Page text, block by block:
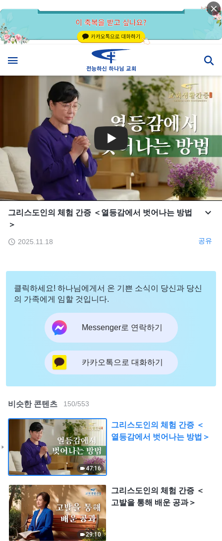
그리스도인의 체험 간증 ＜열등감에서 벗어나는 방법
＞
2025.11.18 공유
클릭하세요! 하나님에게서 온 기쁜 소식이 당신과 당신
의 가족에게 임할 것입니다.
Messenger로 연락하기
카카오톡으로 대화하기
비슷한 콘텐츠 150/553
47:16
그리스도인의 체험 간증 ＜
열등감에서 벗어나는 방법＞
29:10
그리스도인의 체험 간증 ＜
고발을 통해 배운 공과＞